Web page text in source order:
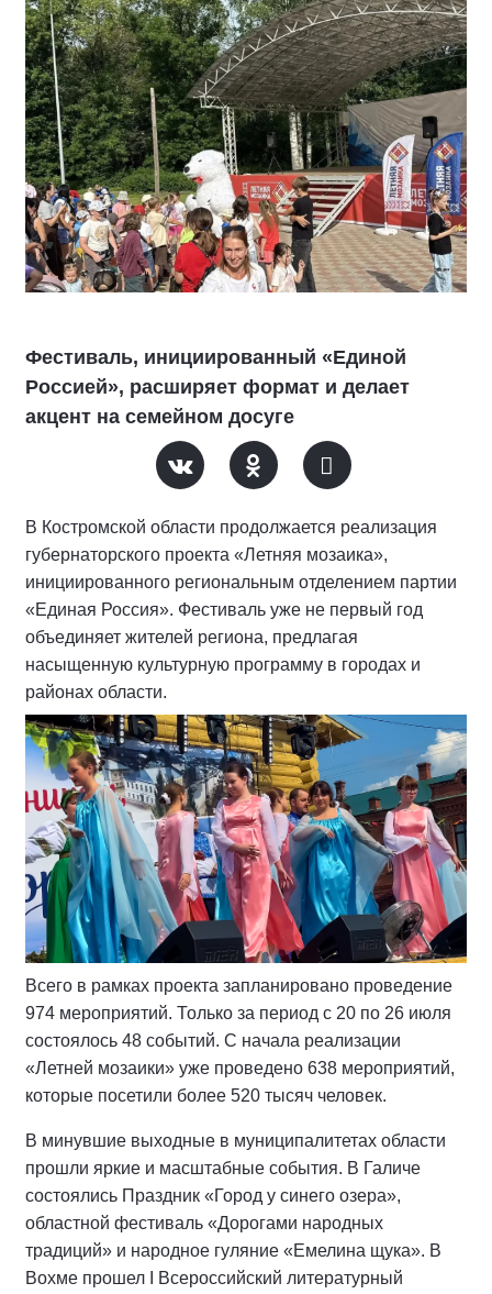
Фестиваль, инициированный «Единой
Россией», расширяет формат и делает
акцент на семейном досуге
В Костромской области продолжается реализация
губернаторского проекта «Летняя мозаика»,
инициированного региональным отделением партии
«Единая Россия». Фестиваль уже не первый год
объединяет жителей региона, предлагая
насыщенную культурную программу в городах и
районах области.
Всего в рамках проекта запланировано проведение
974 мероприятий. Только за период с 20 по 26 июля
состоялось 48 событий. С начала реализации
«Летней мозаики» уже проведено 638 мероприятий,
которые посетили более 520 тысяч человек.
В минувшие выходные в муниципалитетах области
прошли яркие и масштабные события. В Галиче
состоялись Праздник «Город у синего озера»,
областной фестиваль «Дорогами народных
традиций» и народное гуляние «Емелина щука». В
Вохме прошел I Всероссийский литературный